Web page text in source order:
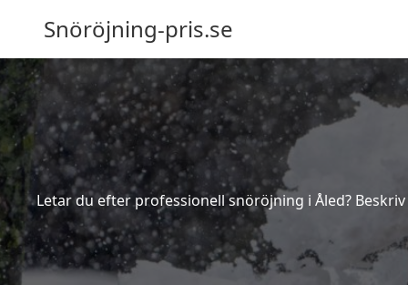
Snöröjning-pris.se
Letar du efter professionell snöröjning i Åled?